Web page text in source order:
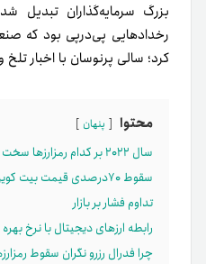
بزرگ سرما‌یه‌گذاران تبدیل
کرد؛ سالی پرنوسان با اخبار
محتوا پنهان
سال ۲۰۲۲ بر کدام رمزارزها سخت گذشت؟
سقوط ۷۰درصدی قیمت بیت کوین
تداوم فشار بر بازار
رابطه ارزهای دیجیتال با نرخ بهره
چرا فدرال رزرو نگران سقوط